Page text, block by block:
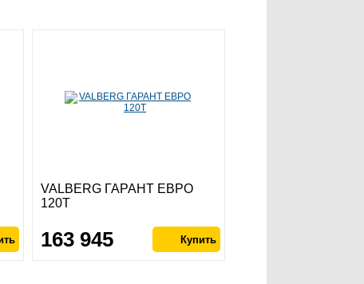
VALBERG ГАРАНТ ЕВРО
120Т
163 945